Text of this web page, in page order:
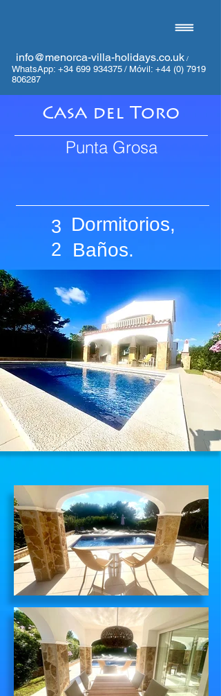
info@menorca-villa-holidays.co.uk /
WhatsApp: +34 699 934375 / Móvil: +44 (0) 7919
806287
Casa del Toro
Punta Grosa
3
2
Dormitorios,
Baños.